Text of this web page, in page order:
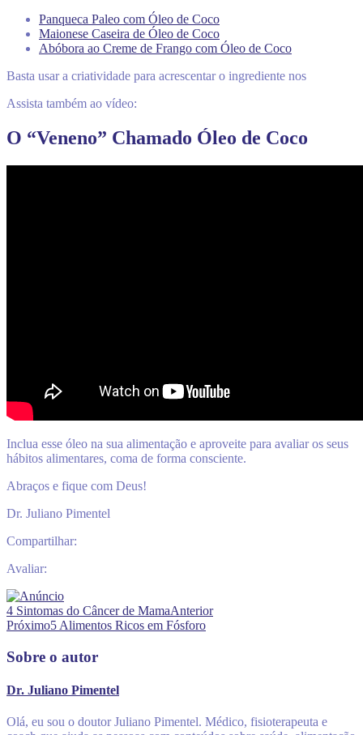
Panqueca Paleo com Óleo de Coco
Maionese Caseira de Óleo de Coco
Abóbora ao Creme de Frango com Óleo de Coco
Basta usar a criatividade para acrescentar o ingrediente nos
Assista também ao vídeo:
O “Veneno” Chamado Óleo de Coco
Inclua esse óleo na sua alimentação e aproveite para avaliar os seus
hábitos alimentares, coma de forma consciente.
Abraços e fique com Deus!
Dr. Juliano Pimentel
Compartilhar:
Avaliar:
4 Sintomas do Câncer de MamaAnterior
Próximo5 Alimentos Ricos em Fósforo
Sobre o autor
Dr. Juliano Pimentel
Olá, eu sou o doutor Juliano Pimentel. Médico, fisioterapeuta e